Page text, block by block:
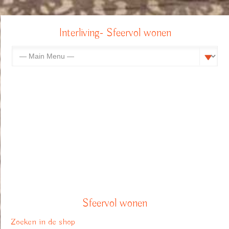
Interliving- Sfeervol wonen
Sfeervol wonen
Zoeken in de shop